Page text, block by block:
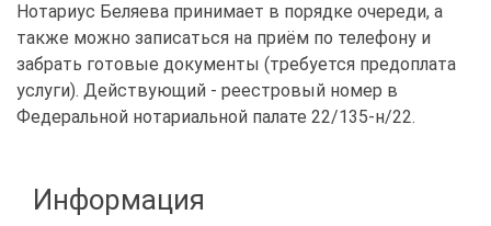
Нотариус Беляева принимает в порядке очереди, а
также можно записаться на приём по телефону и
забрать готовые документы (требуется предоплата
услуги). Действующий - реестровый номер в
Федеральной нотариальной палате 22/135-н/22.
Информация